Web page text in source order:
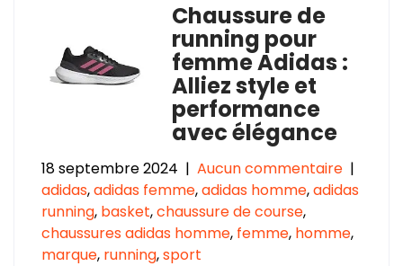
Chaussure de
running pour
femme Adidas :
Alliez style et
performance
avec élégance
18 septembre 2024 | Aucun commentaire |
adidas,adidas femme,adidas homme,adidas
running, basket,chaussure de course,
chaussures adidas homme, femme, homme,
marque, running,sport